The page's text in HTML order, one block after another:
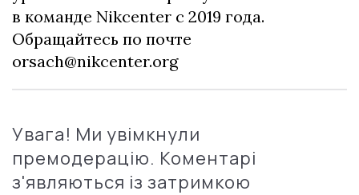
в команде Nikcenter с 2019 года.
Обращайтесь по почте
orsach@nikcenter.org
Увага! Ми увімкнули
премодерацію. Коментарі
з'являються із затримкою